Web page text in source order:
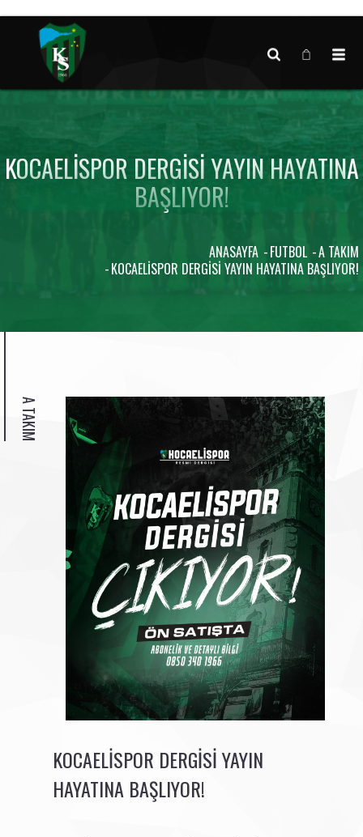
KOCAELISPOR DERGISI YAYIN HAYATINA
BAŞLIYOR!
ANASAYFA FUTBOL A TAKIM
KOCAELISPOR DERGISI YAYIN HAYATINA BAŞLIYOR!
A TAKIM
KOCAELISPOR DERGISI YAYIN
HAYATINA BAŞLIYOR!